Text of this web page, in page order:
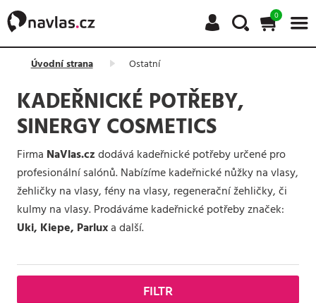
0
Úvodní strana Ostatní
KADEŘNICKÉ POTŘEBY,
SINERGY COSMETICS
Firma NaVlas.czdodává kadeřnické potřeby určené pro
profesionální salónů. Nabízíme kadeřnické nůžky na vlasy,
žehličky na vlasy, fény na vlasy, regenerační žehličky, či
kulmy na vlasy. Prodáváme kadeřnické potřeby značek:
Uki, Kiepe, Parluxa další.
FILTR